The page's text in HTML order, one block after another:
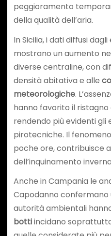
peggioramento
della qualità dell’aria.
In Sicilia, i dati diffusi
mostrano un aumento
diverse centraline, con
densità abitativa e alle
meteorologiche.
hanno favorito il ristagno
rendendo più evidenti gli
pirotecniche. Il
poche ore, contribuisce
dell’inquinamento
Anche in Campania le
Capodanno confermano
autorità ambientali
bottiincidano